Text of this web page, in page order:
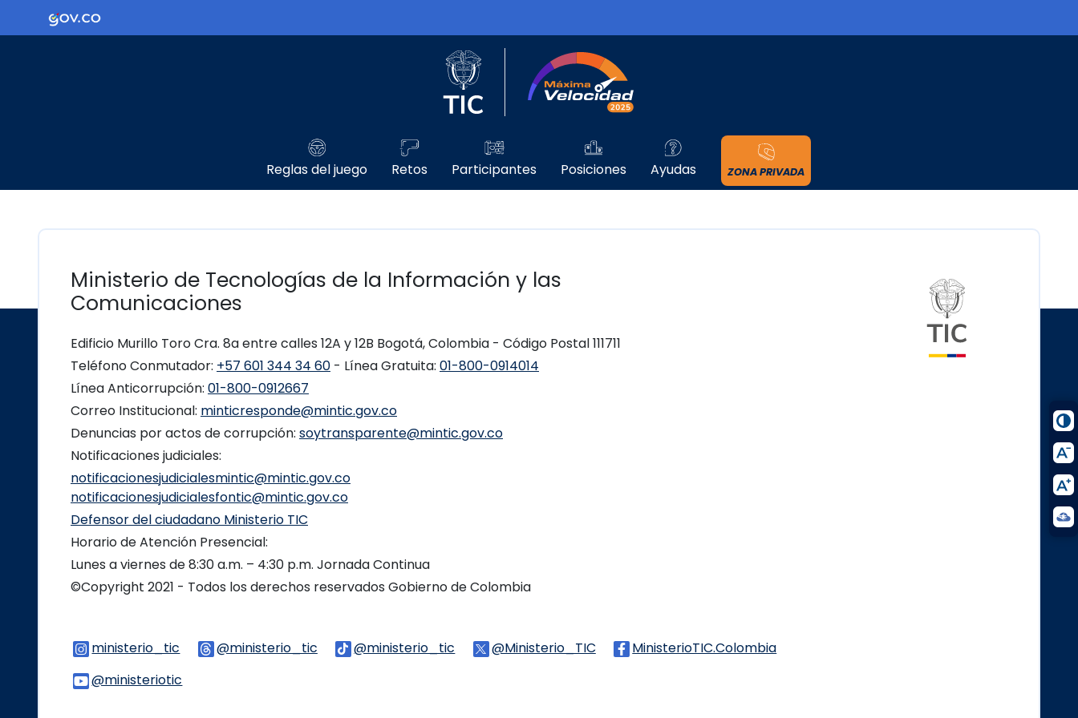
Ir al contenido principalLogo Gobierno de Colombia
Logo del Ministerio TIC
Reglas del juego Retos Participantes Posiciones Ayudas ZONA PRIVADA
Ministerio de Tecnologías de la Información y las
Comunicaciones
Edificio Murillo Toro Cra. 8a entre calles 12A y 12B Bogotá, Colombia - Código Postal 111711
Teléfono Conmutador: +57 601 344 34 60 - Línea Gratuita: 01-800-0914014
Línea Anticorrupción: 01-800-0912667
Correo Institucional: minticresponde@mintic.gov.co
Denuncias por actos de corrupción: soytransparente@mintic.gov.co
Notificaciones judiciales:
notificacionesjudicialesmintic@mintic.gov.co
notificacionesjudicialesfontic@mintic.gov.co
Defensor del ciudadano Ministerio TIC
Horario de Atención Presencial:
Lunes a viernes de 8:30 a.m. – 4:30 p.m. Jornada Continua
©Copyright 2021 - Todos los derechos reservados Gobierno de Colombia
ministerio_tic Logo Instagram
@ministerio_tic Logo Threads
@ministerio_tic Logo Tiktok
@Ministerio_TIC Logo Twitter
MinisterioTIC.Colombia
@ministeriotic